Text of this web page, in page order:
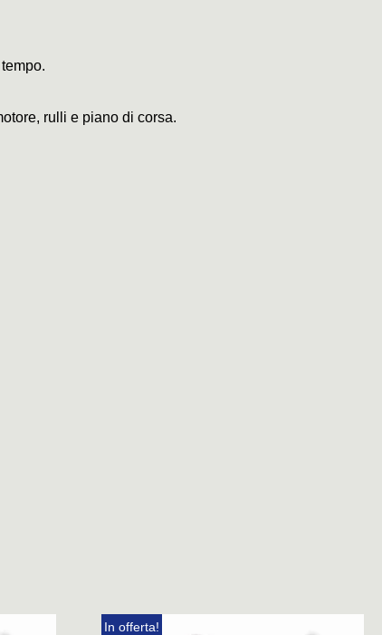
rulli e piano di corsa.
In offerta!